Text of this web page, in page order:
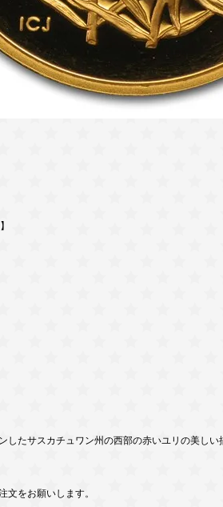
たサスカチュワン州の西部の赤いユリの美しい
をお願いします。